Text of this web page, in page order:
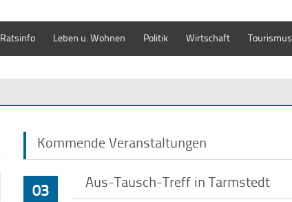
Ratsinfo Leben u. Wohnen Politik Wirtschaft Tourismus
Kommende Veranstaltungen
03 Aus-Tausch-Treff in Tarmstedt